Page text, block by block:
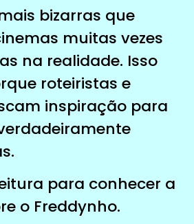
bizarras que
muitas vezes
na realidade. Isso
roteiristas e
inspiração para
para conhecer a
o Freddynho.